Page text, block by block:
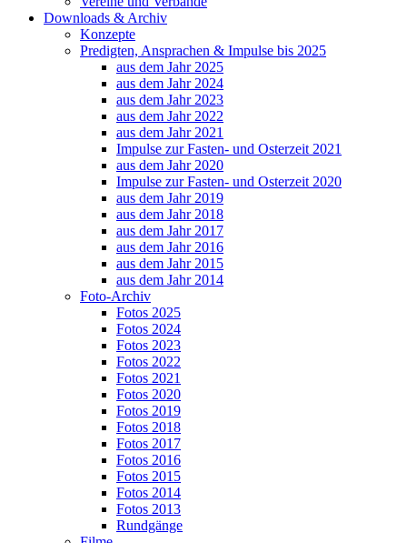
Downloads & Archiv
Konzepte
Predigten, Ansprachen & Impulse bis 2025
aus dem Jahr 2025
aus dem Jahr 2024
aus dem Jahr 2023
aus dem Jahr 2022
aus dem Jahr 2021
Impulse zur Fasten- und Osterzeit 2021
aus dem Jahr 2020
Impulse zur Fasten- und Osterzeit 2020
aus dem Jahr 2019
aus dem Jahr 2018
aus dem Jahr 2017
aus dem Jahr 2016
aus dem Jahr 2015
aus dem Jahr 2014
Foto-Archiv
Fotos 2025
Fotos 2024
Fotos 2023
Fotos 2022
Fotos 2021
Fotos 2020
Fotos 2019
Fotos 2018
Fotos 2017
Fotos 2016
Fotos 2015
Fotos 2014
Fotos 2013
Rundgänge